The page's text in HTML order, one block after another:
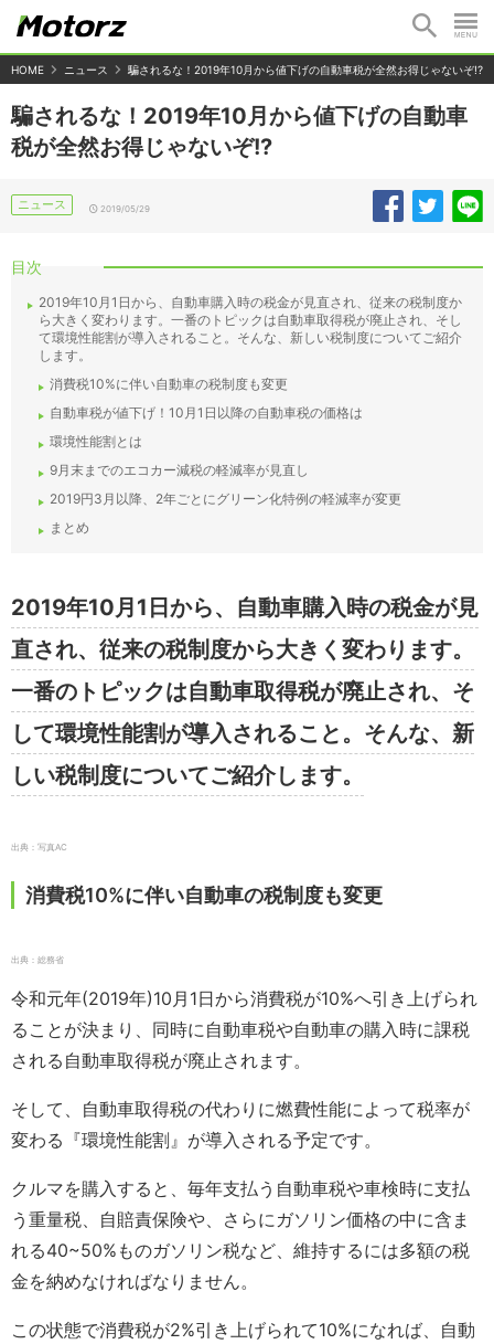
HOME ニュース 騙されるな！2019年10月から値下げの自動車税が全然お得じゃないぞ!?
騙されるな！2019年10月から値下げの自動車
税が全然お得じゃないぞ!?
ニュース 2019/05/29
目次
2019年10月1日から、自動車購入時の税金が見直され、従来の税制度か
ら大きく変わります。一番のトピックは自動車取得税が廃止され、そし
て環境性能割が導入されること。そんな、新しい税制度についてご紹介
します。
消費税10%に伴い自動車の税制度も変更
自動車税が値下げ！10月1日以降の自動車税の価格は
環境性能割とは
9月末までのエコカー減税の軽減率が見直し
2019円3月以降、2年ごとにグリーン化特例の軽減率が変更
まとめ
2019年10月1日から、自動車購入時の税金が見
直され、従来の税制度から大きく変わります。
一番のトピックは自動車取得税が廃止され、そ
して環境性能割が導入されること。そんな、新
しい税制度についてご紹介します。
出典：写真AC
消費税10%に伴い自動車の税制度も変更
出典：総務省
令和元年(2019年)10月1日から消費税が10%へ引き上げられ
ることが決まり、同時に自動車税や自動車の購入時に課税
される自動車取得税が廃止されます。
そして、自動車取得税の代わりに燃費性能によって税率が
変わる『環境性能割』が導入される予定です。
クルマを購入すると、毎年支払う自動車税や車検時に支払
う重量税、自賠責保険や、さらにガソリン価格の中に含ま
れる40~50%ものガソリン税など、維持するには多額の税
金を納めなければなりません。
この状態で消費税が2%引き上げられて10%になれば、自動